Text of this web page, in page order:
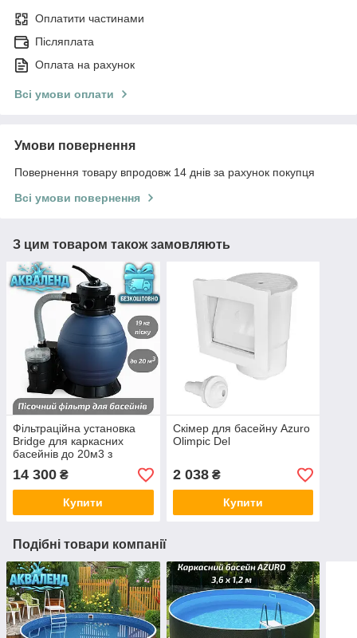
Оплатити частинами
Післяплата
Оплата на рахунок
Всі умови оплати
Умови повернення
Повернення товару впродовж 14 днів за рахунок покупця
Всі умови повернення
З цим товаром також замовляють
Фільтраційна установка
Bridge для каркасних
басейнів до 20м3 з
префільтром ВС2013 TOP,
4 м3/год, фільтр для
басейнів
14 300 ₴
Купити
Скімер для басейну Azuro
Olimpic Del
2 038₴
Купити
Подібні товари компанії